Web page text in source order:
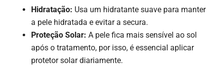
Hidratação: Usa um hidratante suave para manter
a pele hidratada e evitar a secura.
Proteção Solar: A pele fica mais sensível ao sol
após o tratamento, por isso, é essencial aplicar
protetor solar diariamente.